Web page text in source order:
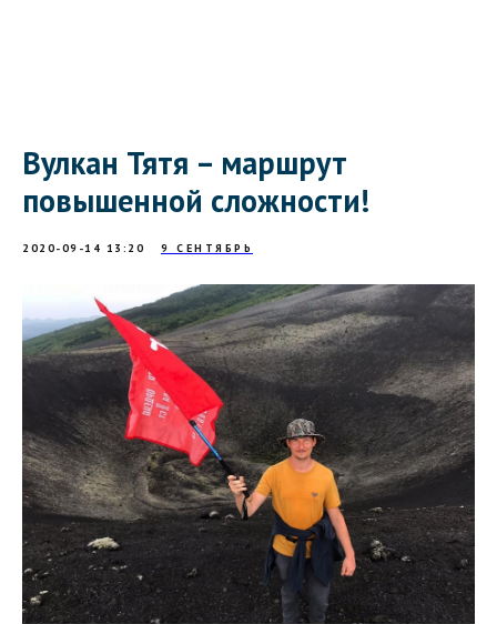
Вулкан Тятя – маршрут
повышенной сложности!
2020-09-14 13:20 9 СЕНТЯБРЬ